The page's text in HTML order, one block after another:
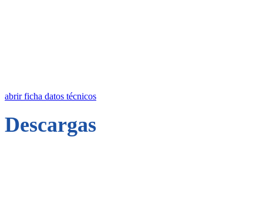
abrir ficha datos técnicos
Descargas